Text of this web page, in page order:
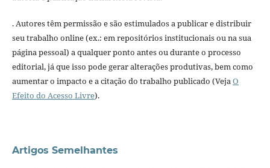
. Autores têm permissão e são estimulados a publicar e distribuir
seu trabalho online (ex.: em repositórios institucionais ou na sua
página pessoal) a qualquer ponto antes ou durante o processo
editorial, já que isso pode gerar alterações produtivas, bem como
aumentar o impacto e a citação do trabalho publicado (VejaO
Efeito do Acesso Livre).
Artigos Semelhantes